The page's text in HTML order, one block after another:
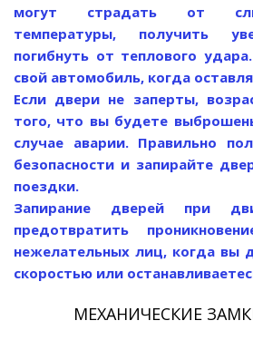
могут страдать от
температуры, получить
погибнуть от теплового
свой автомобиль, когда
Если двери не заперты,
того, что вы будете
случае аварии. Правильно
безопасности и запирайте
поездки.
Запирание дверей при
предотвратить
нежелательных лиц, когда вы
скоростью или
МЕХАНИЧЕСКИЕ